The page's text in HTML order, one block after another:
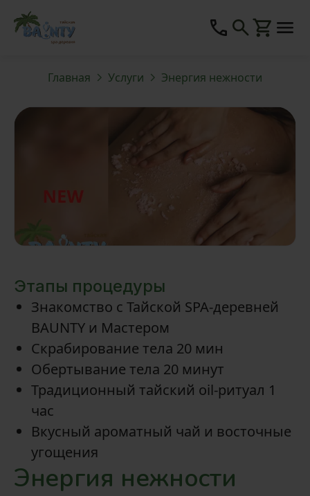
Главная Услуги Энергия нежности
Этапы процедуры
Знакомство с Тайской SPA-деревней
BAUNTY и Мастером
Скрабирование тела 20 мин
Обертывание тела 20 минут
Традиционный тайский oil-ритуал 1
час
Вкусный ароматный чай и восточные
угощения
Энергия нежности